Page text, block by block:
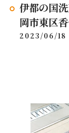
伊都の国
岡市東区
2023/06/18